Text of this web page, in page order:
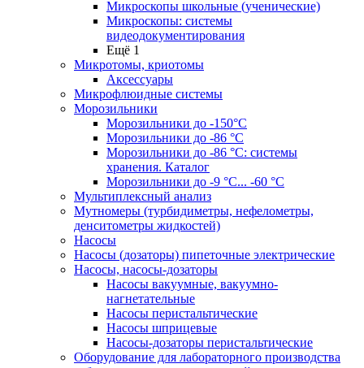
Микроскопы школьные (ученические)
Микроскопы: системы
видеодокументирования
Ещё 1
Микротомы, криотомы
Аксессуары
Микрофлюидные системы
Морозильники
Морозильники до -150°С
Морозильники до -86 °C
Морозильники до -86 °C: системы
хранения. Каталог
Морозильники до -9 °C... -60 °C
Мультиплексный анализ
Мутномеры (турбидиметры, нефелометры,
денситометры жидкостей)
Насосы
Насосы (дозаторы) пипеточные электрические
Насосы, насосы-дозаторы
Насосы вакуумные, вакуумно-
нагнетательные
Насосы перистальтические
Насосы шприцевые
Насосы-дозаторы перистальтические
Оборудование для лабораторного производства